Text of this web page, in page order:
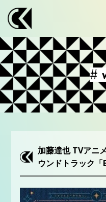
#
加藤達也 TVアニ
ウンドトラック